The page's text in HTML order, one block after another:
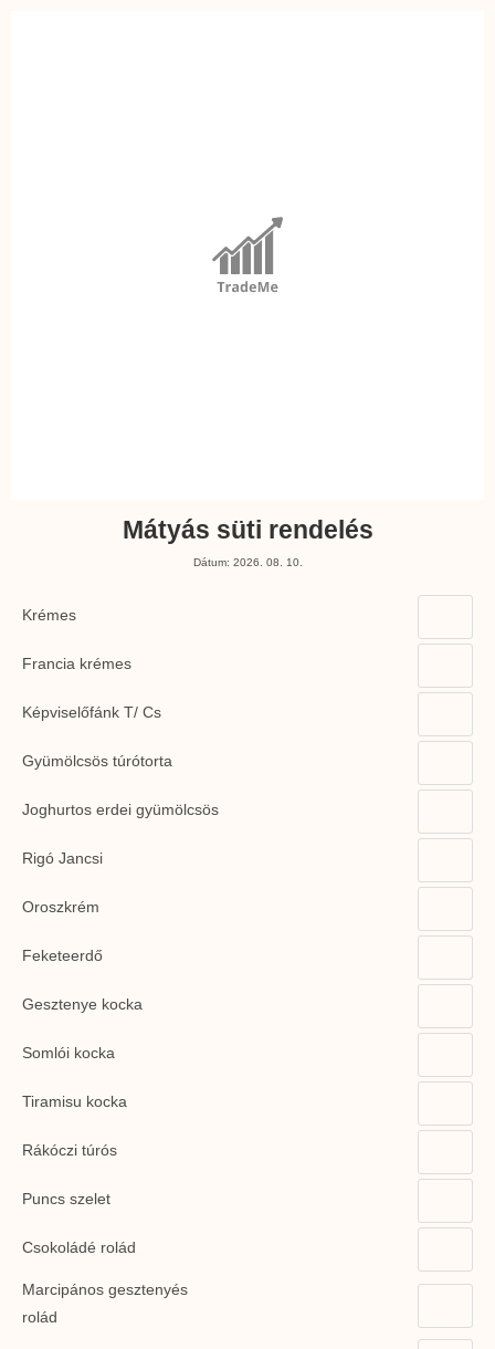
Mátyás süti rendelés
Dátum: 2026. 08. 10.
Krémes
Francia krémes
Képviselőfánk T/ Cs
Gyümölcsös túrótorta
Joghurtos erdei gyümölcsös
Rigó Jancsi
Oroszkrém
Feketeerdő
Gesztenye kocka
Somlói kocka
Tiramisu kocka
Rákóczi túrós
Puncs szelet
Csokoládé rolád
Marcipános gesztenyés
rolád